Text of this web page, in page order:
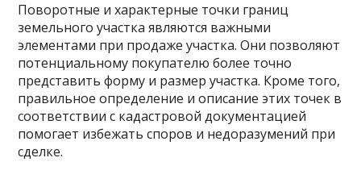
Поворотные и характерные точки границ
земельного участка являются важными
элементами при продаже участка. Они позволяют
потенциальному покупателю более точно
представить форму и размер участка. Кроме того,
правильное определение и описание этих точек в
соответствии с кадастровой документацией
помогает избежать споров и недоразумений при
сделке.